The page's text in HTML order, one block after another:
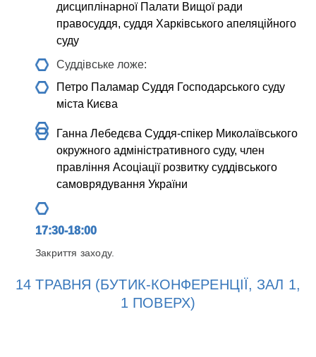
дисциплінарної Палати Вищої ради
правосуддя, суддя Харківського апеляційного
суду
Суддівське ложе:
Петро Паламар Суддя Господарського суду
міста Києва
Ганна Лебедєва Суддя-спікер Миколаївського
окружного адміністративного суду, член
правління Асоціації розвитку суддівського
самоврядування України
17:30-18:00
Закриття заходу.
14 ТРАВНЯ (БУТИК-КОНФЕРЕНЦІЇ, ЗАЛ 1,
1 ПОВЕРХ)